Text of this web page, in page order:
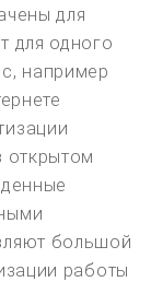
для
для одного
например
открытом
большой
работы